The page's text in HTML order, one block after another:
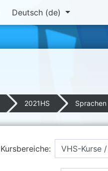
Deutsch ‎(de)‎
2021HS Sprachen
Kursbereiche: